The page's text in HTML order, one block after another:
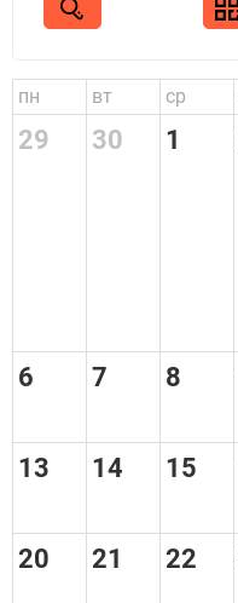
пн вт ср
29 30 1
6 7 8
13 14 15
20 21 22